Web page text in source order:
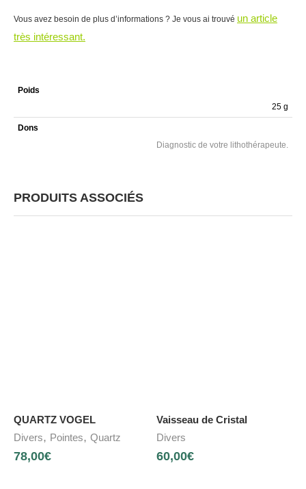
Vous avez besoin de plus d’informations ? Je vous ai trouvé un article
très intéressant.
Poids
25 g
Dons
Diagnostic de votre lithothérapeute.
PRODUITS ASSOCIÉS
QUARTZ VOGEL
Divers, Pointes, Quartz
78,00€
Vaisseau de Cristal
Divers
60,00€